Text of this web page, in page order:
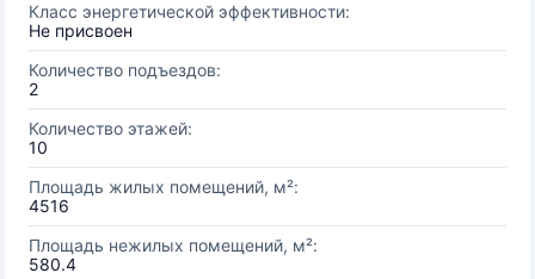
Класс энергетической эффективности:
Не присвоен
Количество подъездов:
2
Количество этажей:
10
Площадь жилых помещений, м²:
4516
Площадь нежилых помещений, м²:
580.4